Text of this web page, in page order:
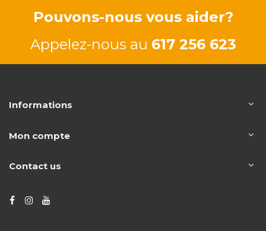
Pouvons-nous vous aider?
Appelez-nous au 617 256 623
Informations
Mon compte
Contact us